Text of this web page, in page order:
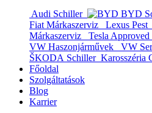
Audi Schiller BYD
Fiat Márkaszerviz
Lexus Pest
Márkaszerviz
Tesla
VW Haszonjárművek
VW
ŠKODA Schiller Karosszéria
Főoldal
Szolgáltatások
Blog
Karrier